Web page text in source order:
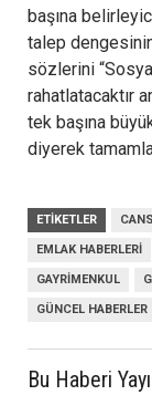
başına
talep
sözlerini
rahatlatacaktır
tek başına
diyerek
ETIKETLER
EMLAK HABERLERI
GAYRIMENKUL
GÜNCEL HABERLER
Bu Haberi